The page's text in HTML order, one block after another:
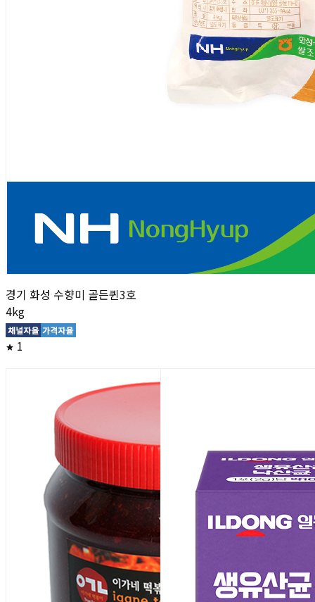
경기 화성 수향미 골든퀸3호
4kg
1